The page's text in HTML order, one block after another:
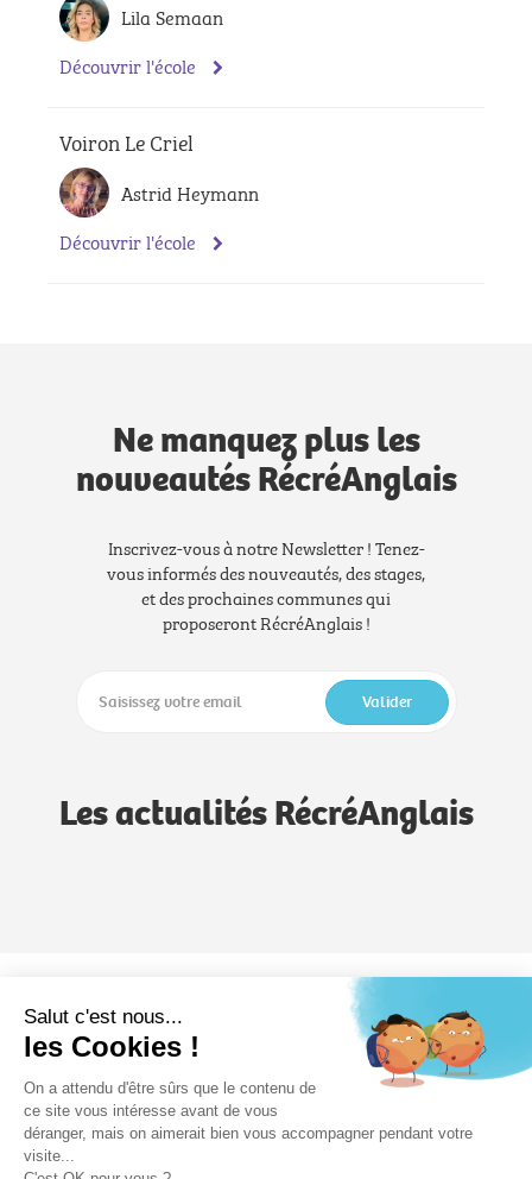
Lila Semaan
Découvrir l'école
Voiron Le Criel
Astrid Heymann
Découvrir l'école
Ne manquez plus les
nouveautés RécréAnglais
Inscrivez-vous à notre Newsletter ! Tenez-
vous informés des nouveautés, des stages,
et des prochaines communes qui
proposeront RécréAnglais !
Valider
Les actualités RécréAnglais
Notre savoir-faire
Devenez formateur Formation
Salut c'est nous...
les Cookies !
On a attendu d'être sûrs que le contenu de
ce site vous intéresse avant de vous
déranger, mais on aimerait bien vous accompagner pendant votre
visite...